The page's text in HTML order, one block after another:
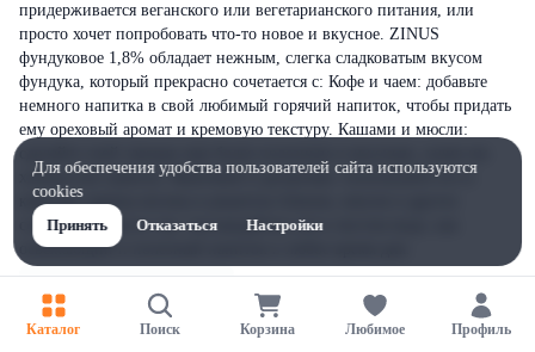
придерживается веганского или вегетарианского питания, или
просто хочет попробовать что-то новое и вкусное. ZINUS
фундуковое 1,8% обладает нежным, слегка сладковатым вкусом
фундука, который прекрасно сочетается с: Кофе и чаем: добавьте
немного напитка в свой любимый горячий напиток, чтобы придать
ему ореховый аромат и кремовую текстуру. Кашами и мюсли:
хлопья или гранолу. Выпечкой и десертами: используйте его в
качестве замены молока в рецептах блинов, кексов и других
сладостей. Просто так: наслаждайтесь им в чистом виде, как
освежающий и полезный напиток в любое время дня.
Каталог Поиск Корзина Любимое Профиль
Для обеспечения удобства пользователей сайта используются
cookies
Принять
Отказаться Настройки